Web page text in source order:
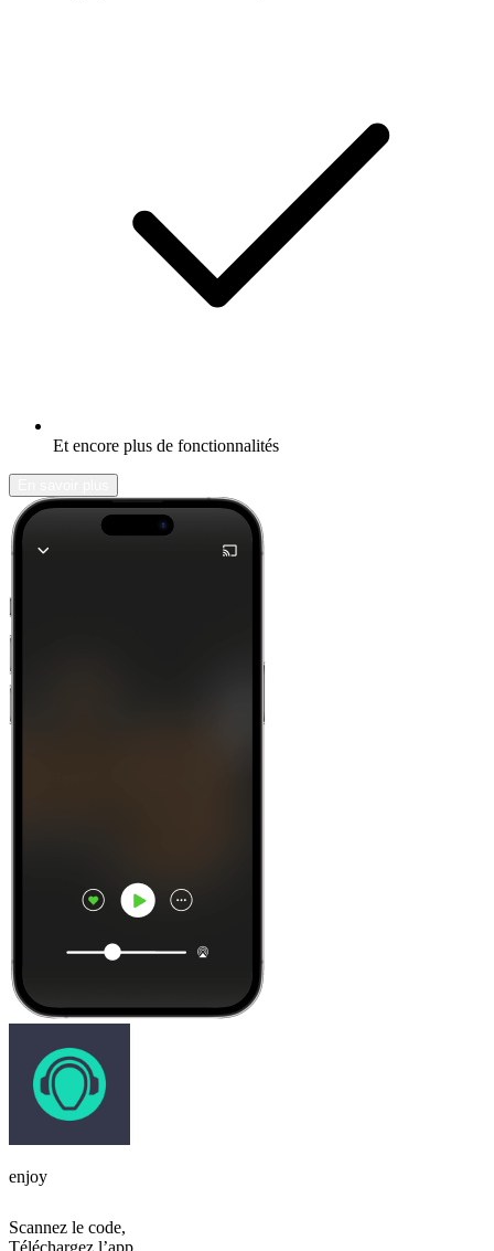
Et encore plus de fonctionnalités
enjoy
Scannez le code,